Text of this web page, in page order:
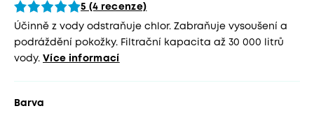
5 (4 recenze)
Účinně z vody odstraňuje chlor. Zabraňuje vysoušení a
podráždění pokožky. Filtrační kapacita až 30 000 litrů
vody. Více informací
Barva